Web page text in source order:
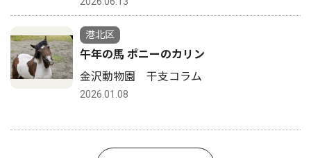
港北区
午年の馬 ポニーのカリン
金沢動物園 干支コラム
2026.01.08